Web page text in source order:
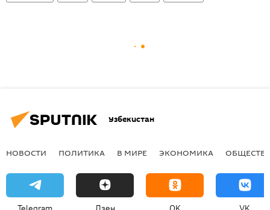
Узбекистан
НОВОСТИ ПОЛИТИКА В МИРЕ ЭКОНОМИКА